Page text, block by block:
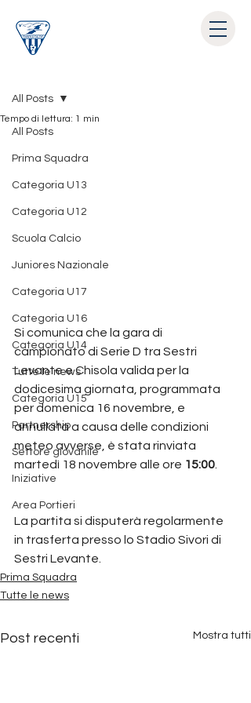
All Posts
Prima Squadra
Categoria U13
Categoria U12
Scuola Calcio
Juniores Nazionale
Categoria U17
Categoria U16
Categoria U14
Tutte le news
Categoria U15
Partnership
Settore giovanile
Iniziative
Area Portieri
All Posts
Tempo di lettura: 1 min
Si comunica che la gara di
campionato di Serie D tra Sestri
Levante e Chisola valida per la
dodicesima giornata, programmata
per domenica 16 novembre, e
annullata a causa delle condizioni
meteo avverse, è stata rinviata
martedì 18 novembre alle ore 15:00
La partita si disputerà regolarmente
in trasferta presso lo Stadio Sivori di
Sestri Levante.
Prima Squadra
Tutte le news
Post recenti Mostra tutti